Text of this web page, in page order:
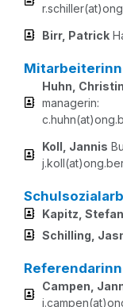
Birr, Patrick
Huhn,
ma­na­ge­rin:
Koll, Jan­nis
Kapitz,
Schil­ling,
Cam­pen,